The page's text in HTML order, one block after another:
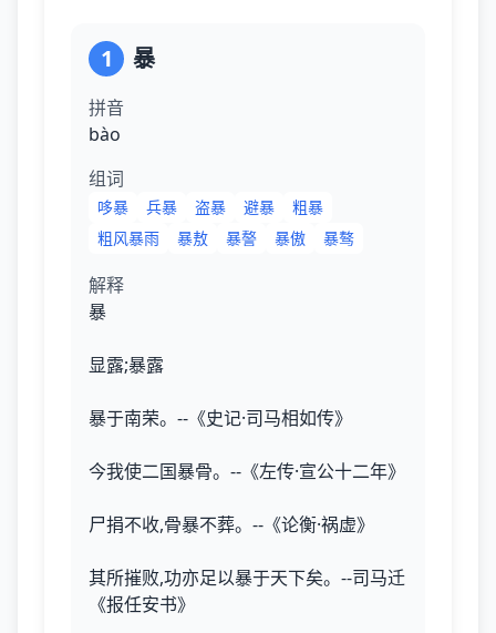
1 暴
拼音
bào
组词
哆暴 兵暴 盗暴 避暴
粗暴
粗风暴雨
暴敖 暴謷 暴傲 暴骜
解释
暴
显露;暴露
暴于南荣。--《史记·司马相如传》
今我使二国暴骨。--《左传·宣公十二年》
尸捐不收,骨暴不葬。--《论衡·祸虚》
其所摧败,功亦足以暴于天下矣。--司马迁
《报任安书》